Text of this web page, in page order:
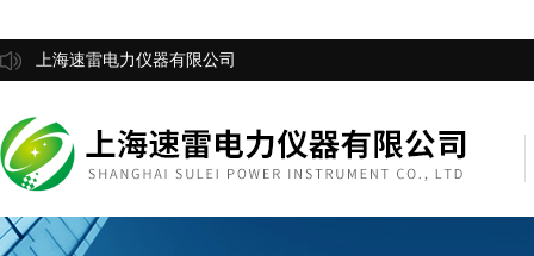
上海速雷电力仪器有限公司